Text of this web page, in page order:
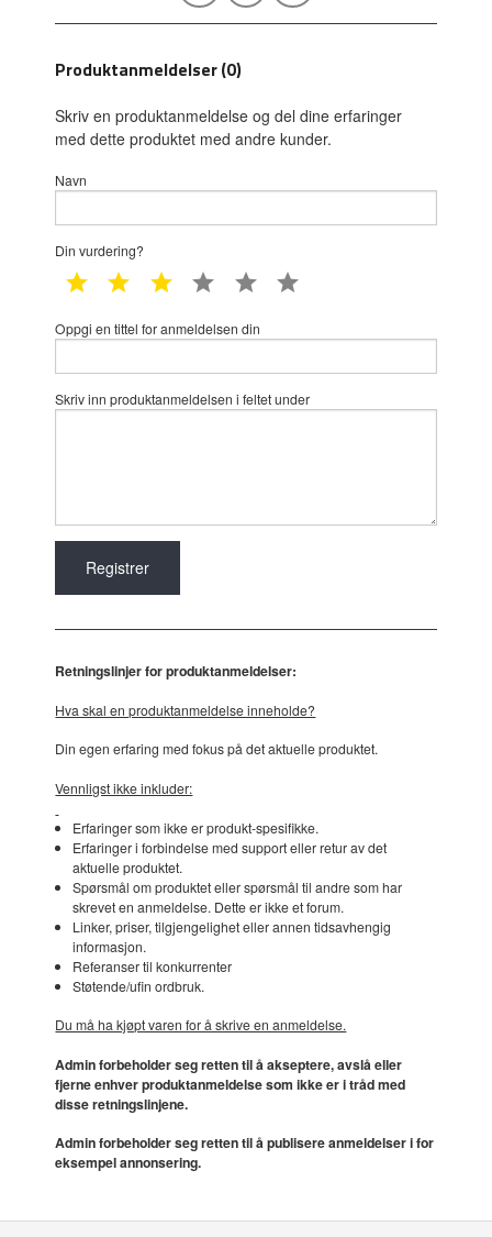
Produktanmeldelser (0)
Skriv en produktanmeldelse og del dine erfaringer
med dette produktet med andre kunder.
Navn
Din vurdering?
1 star 2 star 3 star 4 star 5 star
Oppgi en tittel for anmeldelsen din
Skriv inn produktanmeldelsen i feltet under
Retningslinjer for produktanmeldelser:
Hva skal en produktanmeldelse inneholde?
Din egen erfaring med fokus på det aktuelle produktet.
Vennligst ikke inkluder:
Erfaringer som ikke er produkt-spesifikke.
Erfaringer i forbindelse med support eller retur av det
aktuelle produktet.
Spørsmål om produktet eller spørsmål til andre som har
skrevet en anmeldelse. Dette er ikke et forum.
Linker, priser, tilgjengelighet eller annen tidsavhengig
informasjon.
Referanser til konkurrenter
Støtende/ufin ordbruk.
Du må ha kjøpt varen for å skrive en anmeldelse.
Admin forbeholder seg retten til å akseptere, avslå eller
fjerne enhver produktanmeldelse som ikke er i tråd med
disse retningslinjene.
Admin forbeholder seg retten til å publisere anmeldelser i for
eksempel annonsering.